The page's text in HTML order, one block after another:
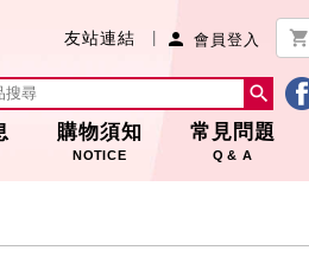
友站連結  會員登入 

購物須知
NOTICE
常見問題
Q & A